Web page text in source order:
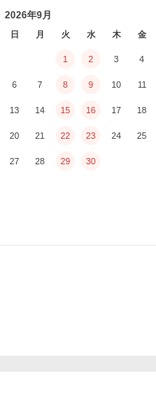
2026年9月
日 月 火 水 木 金
1 2 3 4
6 7 8 9 10 11
13 14 15 16 17 18
20 21 22 23 24 25
27 28 29 30